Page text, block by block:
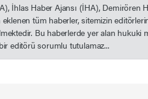
İhlas Haber Ajansı (İHA), Demirören
eklenen tüm haberler, sitemizin
Bu haberlerde yer alan hukuki
editörü sorumlu tutulamaz...